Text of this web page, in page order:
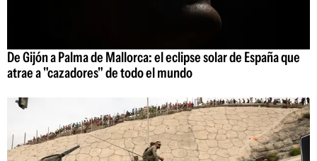
De Gijón a Palma de Mallorca: el eclipse solar de España que
atrae a "cazadores" de todo el mundo